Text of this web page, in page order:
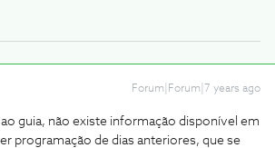
Forum|Forum|7 years ago
guia, não existe informação disponível em
programação de dias anteriores, que se